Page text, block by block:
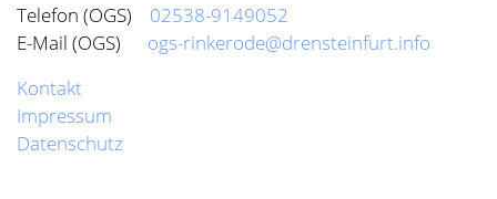
Telefon (OGS) 02538-9149052
E-Mail (OGS) ogs-rinkerode@drensteinfurt.info
Kontakt
Impressum
Datenschutz